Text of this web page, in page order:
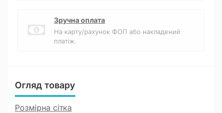
Зручна оплата
На карту/рахунок ФОП або накладений
платіж.
Огляд товару
Розмірна сітка